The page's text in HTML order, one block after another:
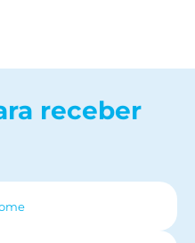
receber